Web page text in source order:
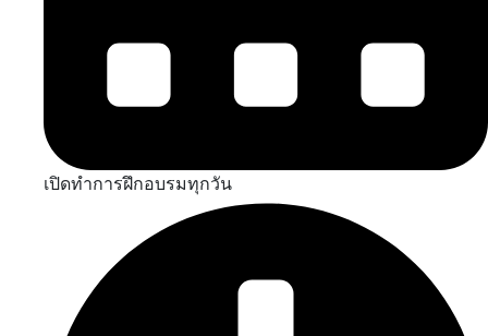
เปิดทำการฝึกอบรมทุกวัน